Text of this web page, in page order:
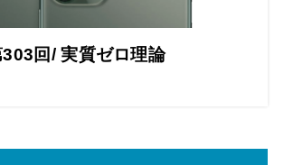
303回/ 実質ゼロ理論